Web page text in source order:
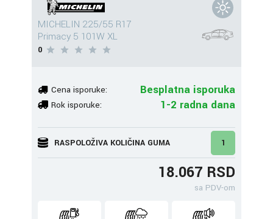
MICHELIN 225/55 R17
Primacy 5 101W XL
0
Cena isporuke: Besplatna isporuka
Rok isporuke: 1-2 radna dana
RASPOLOŽIVA KOLIČINA GUMA 1
18.067 RSD
sa PDV-om